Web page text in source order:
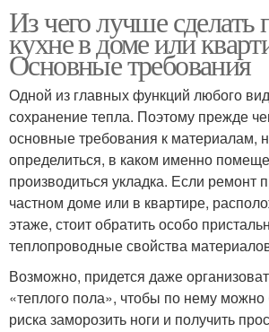
Из чего лучше сделать
кухне в доме или
Основные требования
Одной из главных функций любого
сохранение тепла. Поэтому прежде
основные требования к материалам,
определиться, в каком именно
производиться укладка. Если ремонт
частном доме или в квартире,
этаже, стоит обратить особо
теплопроводные свойства
Возможно, придется даже
«теплого пола», чтобы по нему можно
риска заморозить ноги и получить